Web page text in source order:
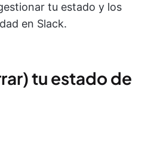
tu estado y los
en Slack.
tu estado de